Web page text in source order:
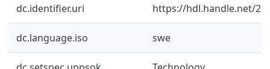
dc.identifier.uri https://hdl.handle.net/
dc.language.iso swe